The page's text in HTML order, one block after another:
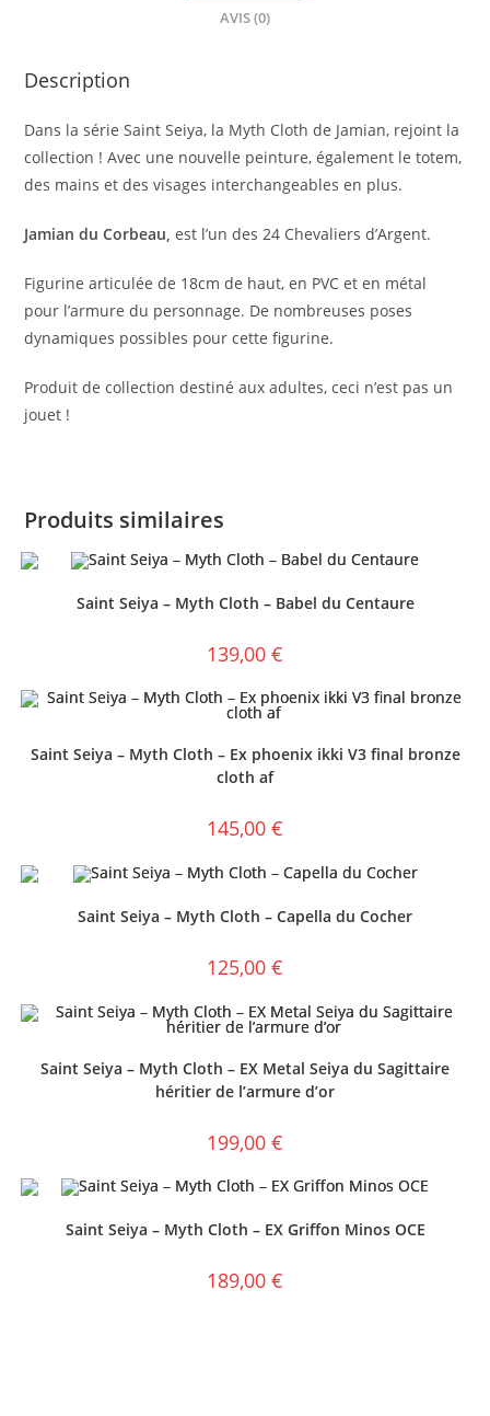
AVIS (0)
Description
Dans la série Saint Seiya, la Myth Cloth de Jamian, rejoint la
collection ! Avec une nouvelle peinture, également le totem,
des mains et des visages interchangeables en plus.
Jamian du Corbeau, est l’un des 24 Chevaliers d’Argent.
Figurine articulée de 18cm de haut, en PVC et en métal
pour l’armure du personnage. De nombreuses poses
dynamiques possibles pour cette figurine.
Produit de collection destiné aux adultes, ceci n’est pas un
jouet !
Produits similaires
Saint Seiya – Myth Cloth – Babel du Centaure
139,00 €
Saint Seiya – Myth Cloth – Ex phoenix ikki V3 final bronze
cloth af
145,00 €
Saint Seiya – Myth Cloth – Capella du Cocher
125,00 €
Saint Seiya – Myth Cloth – EX Metal Seiya du Sagittaire
héritier de l’armure d’or
199,00 €
Saint Seiya – Myth Cloth – EX Griffon Minos OCE
189,00 €